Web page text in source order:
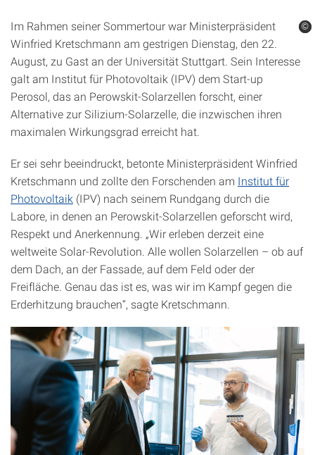
Im Rahmen seiner Sommertour war Ministerpräsident
Winfried Kretschmann am gestrigen Dienstag, den 22.
August, zu Gast an der Universität Stuttgart. Sein Interesse
galt am Institut für Photovoltaik (IPV) dem Start-up
Perosol, das an Perowskit-Solarzellen forscht, einer
Alternative zur Silizium-Solarzelle, die inzwischen ihren
maximalen Wirkungsgrad erreicht hat.
Er sei sehr beeindruckt, betonte Ministerpräsident Winfried
Kretschmann und zollte den Forschenden am Institut für
Photovoltaik (IPV) nach seinem Rundgang durch die
Labore, in denen an Perowskit-Solarzellen geforscht wird,
Respekt und Anerkennung. „Wir erleben derzeit eine
weltweite Solar-Revolution. Alle wollen Solarzellen – ob auf
dem Dach, an der Fassade, auf dem Feld oder der
Freifläche. Genau das ist es, was wir im Kampf gegen die
Erderhitzung brauchen“, sagte Kretschmann.
©
©
©